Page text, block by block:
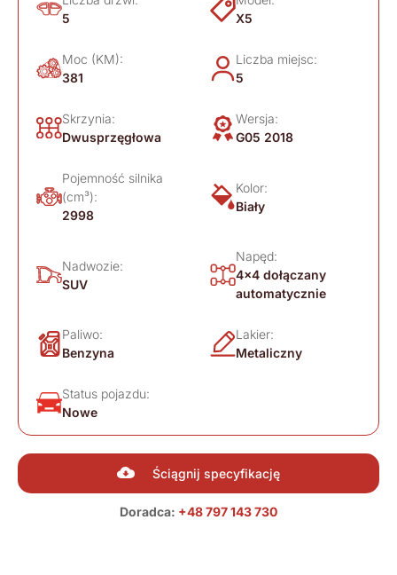
5
X5
Moc (KM):
381
Liczba miejsc:
5
Skrzynia:
Dwusprzęgłowa
Wersja:
G05 2018
Pojemność silnika
(cm³):
2998
Kolor:
Biały
Nadwozie:
SUV
Napęd:
4x4 dołączany
automatycznie
Paliwo:
Benzyna
Lakier:
Metaliczny
Status pojazdu:
Nowe
Ściągnij specyfikację
Doradca: +48 797 143 730